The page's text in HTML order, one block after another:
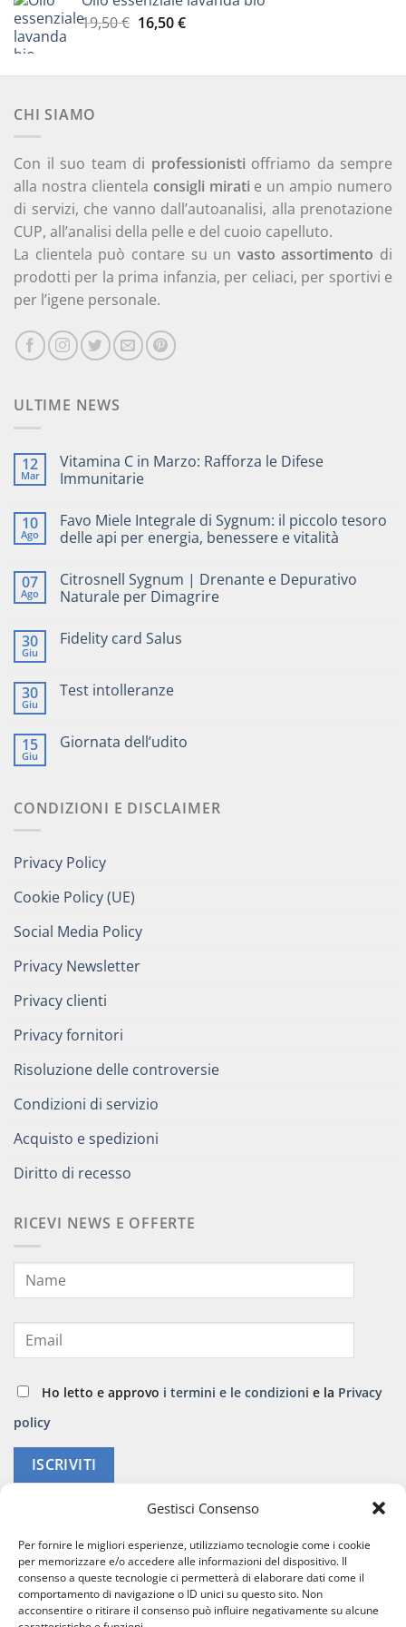
Gestisci Consenso
Per fornire le migliori esperienze, utilizziamo tecnologie come i cookie
per memorizzare e/o accedere alle informazioni del dispositivo. Il
consenso a queste tecnologie ci permetterà di elaborare dati come il
comportamento di navigazione o ID unici su questo sito. Non
acconsentire o ritirare il consenso può influire negativamente su alcune
era:
25,70 €.
è:
21,80 €.
19,50€ Il
era:
16,50€Il
è:
CHI SIAMO
Con il suo team di professionisti offriamo da sempre
alla nostra clientela consigli mirati e un ampio numero
di servizi, che vanno dall’autoanalisi, alla prenotazione
CUP, all’analisi della pelle e del cuoio capelluto.
La clientela può contare su un vasto assortimento di
prodotti per la prima infanzia, per celiaci, per sportivi e
per l’igene personale.
ULTIME NEWS
12
Mar
Vitamina C in Marzo: Rafforza le Difese
Immunitarie
10
Ago
Favo Miele Integrale di Sygnum: il piccolo tesoro
delle api per energia, benessere e vitalità
07
Ago
Citrosnell Sygnum | Drenante e Depurativo
Naturale per Dimagrire
30
Giu
Fidelity card Salus
30
Giu
Test intolleranze
15
Giu
Giornata dell’udito
CONDIZIONI E DISCLAIMER
Privacy Policy
Cookie Policy (UE)
Social Media Policy
Privacy Newsletter
Privacy clienti
Privacy fornitori
Risoluzione delle controversie
Condizioni di servizio
Acquisto e spedizioni
Diritto di recesso
RICEVI NEWS E OFFERTE
Ho letto e approvo i termini e le condizioni e la Privacy
policy
ISCRIVITI